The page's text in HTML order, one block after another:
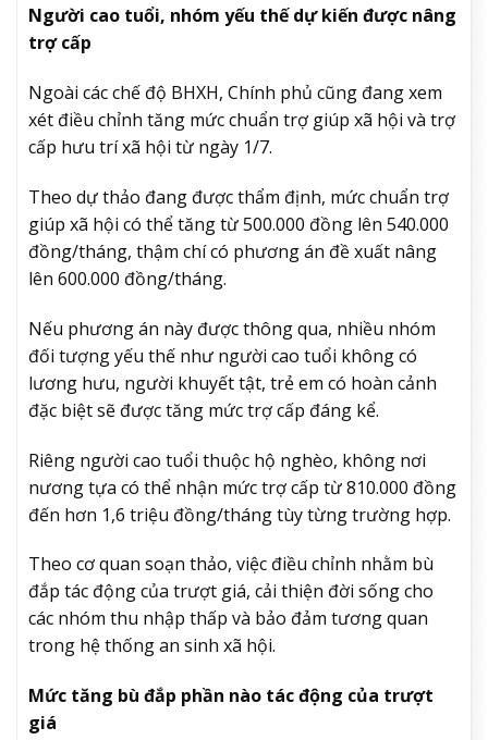
Người cao tuổi, nhóm yếu thế dự kiến được nâng
trợ cấp
Ngoài các chế độ BHXH, Chính phủ cũng đang xem
xét điều chỉnh tăng mức chuẩn trợ giúp xã hội và trợ
cấp hưu trí xã hội từ ngày 1/7.
Theo dự thảo đang được thẩm định, mức chuẩn trợ
giúp xã hội có thể tăng từ 500.000 đồng lên 540.000
đồng/tháng, thậm chí có phương án đề xuất nâng
lên 600.000 đồng/tháng.
Nếu phương án này được thông qua, nhiều nhóm
đối tượng yếu thế như người cao tuổi không có
lương hưu, người khuyết tật, trẻ em có hoàn cảnh
đặc biệt sẽ được tăng mức trợ cấp đáng kể.
Riêng người cao tuổi thuộc hộ nghèo, không nơi
nương tựa có thể nhận mức trợ cấp từ 810.000 đồng
đến hơn 1,6 triệu đồng/tháng tùy từng trường hợp.
Theo cơ quan soạn thảo, việc điều chỉnh nhằm bù
đắp tác động của trượt giá, cải thiện đời sống cho
các nhóm thu nhập thấp và bảo đảm tương quan
trong hệ thống an sinh xã hội.
Mức tăng bù đắp phần nào tác động của trượt
giá